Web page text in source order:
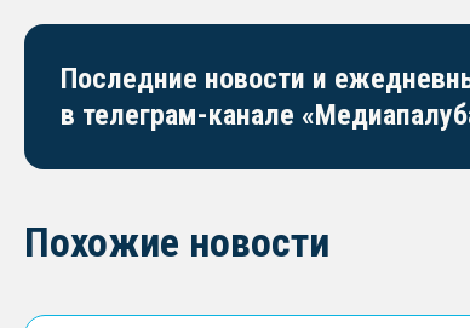
Последние новости и
в телеграм-канале
Похожие новости